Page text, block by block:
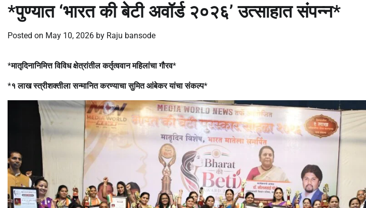
*पुण्यात ‘भारत की बेटी अवॉर्ड २०२६’ उत्साहात संपन्न*
Posted on May 10, 2026 by Raju bansode
*मातृदिनानिमित्त विविध क्षेत्रांतील कर्तृत्ववान महिलांचा गौरव*
*१ लाख स्त्रीशक्तीला सन्मानित करण्याचा सुमित आंबेकर यांचा संकल्प*